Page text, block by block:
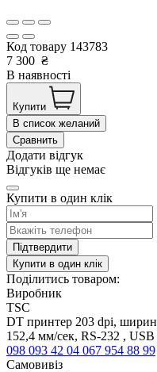
Код товару 143783
7 300 ₴
В наявності
Купити
В список желаний
Сравнить
Додати відгук
Відгуків ще немає
Купити в один клік
Підтвердити
Купити в один клік
Поділитись товаром:
Виробник
TSC
DT принтер 203 dpi,
152,4 мм/сек, RS-232 , USB
098 093 42 04 067 954 88 99
Самовивіз